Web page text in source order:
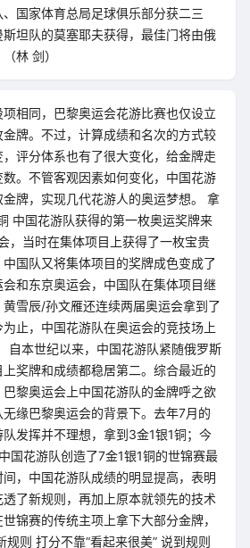
国家体育总局足球俱乐部分获二三
坦队的莫塞耶夫获得，最佳门将由俄
林 剑）
相同，巴黎奥运会花游比赛也仅设立
牌。不过，计算成绩和名次的方式较
评分体系也有了很大变化，给金牌走
。不管客观因素如何变化，中国花游
牌，实现几代花游人的奥运梦想。 拿
中国花游队获得的第一枚奥运奖牌来
，当时在集体项目上获得了一枚宝贵
国队又将集体项目的奖牌成色变成了
和东京奥运会，中国队在集体项目继
雪辰/孙文雁还连续两届奥运会拿到了
止，中国花游队在奥运会的竞技场上
自本世纪以来，中国花游队紧随俄罗斯
奖牌和成绩都稳居第二。综合最近的
黎奥运会上中国花游队的金牌呼之欲
缘巴黎奥运会的背景下。去年7月的
发挥并不理想，拿到3金1银1铜；今
国花游队创造了7金1银1铜的世锦赛最
，中国花游队成绩的明显提高，表明
了新规则，再加上原本就领先的技术
锦赛的传统主项上拿下大部分金牌，
则 打分不靠“看起来很美” 说到规则